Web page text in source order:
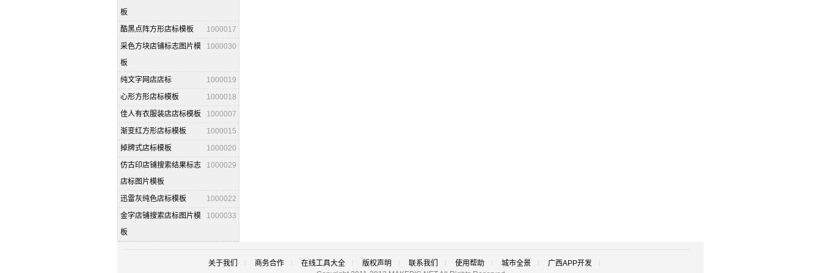
板
1000017
酷黑点阵方形店标模板
1000030
采色方块店铺标志图片模
板
1000019
纯文字网店店标
1000018
心形方形店标模板
1000007
佳人有衣服装店店标模板
1000015
渐变红方形店标模板
1000020
掉牌式店标模板
1000029
仿古印店铺搜索结果标志
店标图片模板
1000022
迅雷灰纯色店标模板
1000033
金字店铺搜索店标图片模
板
关于我们 商务合作 在线工具大全 版权声明 联系我们 使用帮助 城市全景
广西APP开发